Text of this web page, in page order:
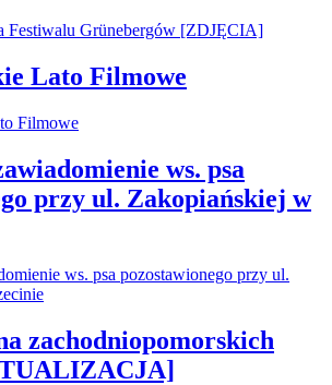
Lato Filmowe
ws. psa
przy ul. Zakopiańskiej w
zachodniopomorskich